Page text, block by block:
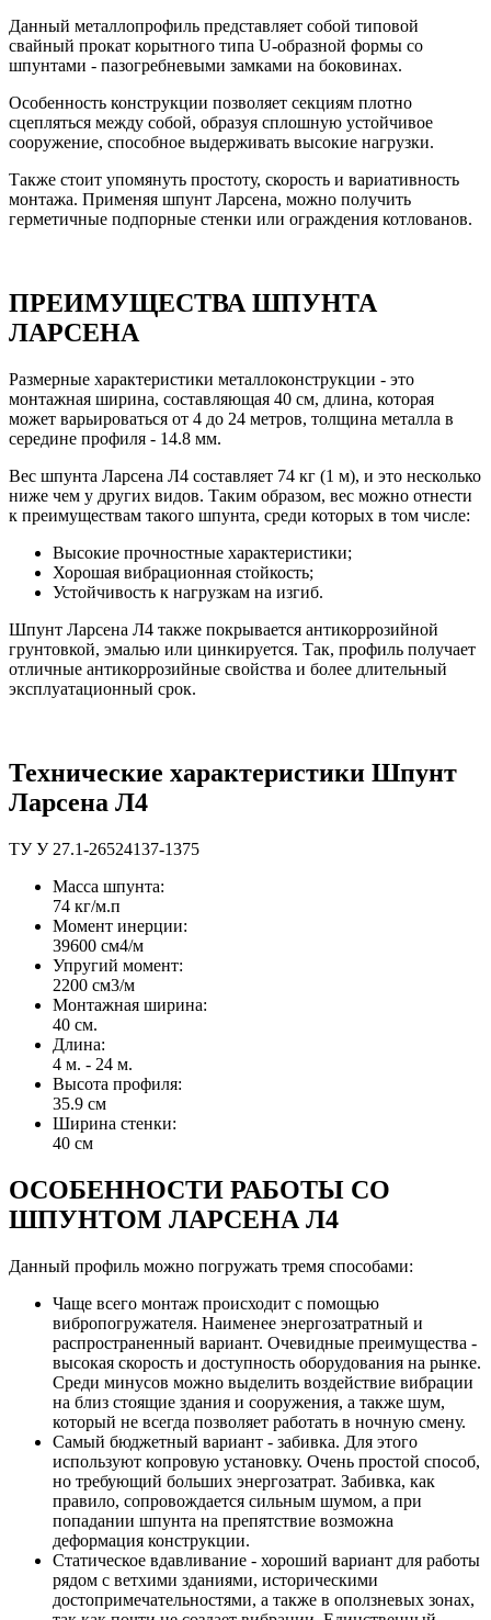
Данный металлопрофиль представляет собой типовой
свайный прокат корытного типа U-образной формы со
шпунтами - пазогребневыми замками на боковинах.
Особенность конструкции позволяет секциям плотно
сцепляться между собой, образуя сплошную устойчивое
сооружение, способное выдерживать высокие нагрузки.
Также стоит упомянуть простоту, скорость и вариативность
монтажа. Применяя шпунт Ларсена, можно получить
герметичные подпорные стенки или ограждения котлованов.
ПРЕИМУЩЕСТВА ШПУНТА
ЛАРСЕНА
Размерные характеристики металлоконструкции - это
монтажная ширина, составляющая 40 см, длина, которая
может варьироваться от 4 до 24 метров, толщина металла в
середине профиля - 14.8 мм.
Вес шпунта Ларсена Л4 составляет 74 кг (1 м), и это несколько
ниже чем у других видов. Таким образом, вес можно отнести
к преимуществам такого шпунта, среди которых в том числе:
Высокие прочностные характеристики;
Хорошая вибрационная стойкость;
Устойчивость к нагрузкам на изгиб.
Шпунт Ларсена Л4 также покрывается антикоррозийной
грунтовкой, эмалью или цинкируется. Так, профиль получает
отличные антикоррозийные свойства и более длительный
эксплуатационный срок.
Технические характеристики Шпунт
Ларсена Л4
ТУ У 27.1-26524137-1375
Масса шпунта:
74 кг/м.п
Момент инерции:
39600 cм4/м
Упругий момент:
2200 cм3/м
Монтажная ширина:
40 см.
Длина:
4 м. - 24 м.
Высота профиля:
35.9 см
Ширина стенки:
40 см
ОСОБЕННОСТИ РАБОТЫ СО
ШПУНТОМ ЛАРСЕНА Л4
Данный профиль можно погружать тремя способами:
Чаще всего монтаж происходит с помощью
вибропогружателя. Наименее энергозатратный и
распространенный вариант. Очевидные преимущества -
высокая скорость и доступность оборудования на рынке.
Среди минусов можно выделить воздействие вибрации
на близ стоящие здания и сооружения, а также шум,
который не всегда позволяет работать в ночную смену.
Самый бюджетный вариант - забивка. Для этого
используют копровую установку. Очень простой способ,
но требующий больших энергозатрат. Забивка, как
правило, сопровождается сильным шумом, а при
попадании шпунта на препятствие возможна
деформация конструкции.
Статическое вдавливание - хороший вариант для работы
рядом с ветхими зданиями, историческими
достопримечательностями, а также в оползневых зонах,